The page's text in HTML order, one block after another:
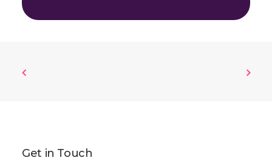
Get in Touch